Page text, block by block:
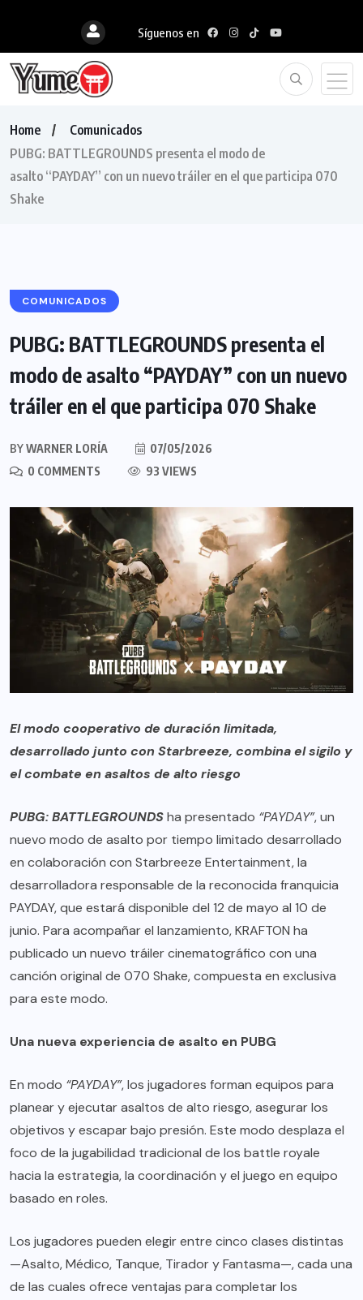
Síguenos en
Home
Comunicados
PUBG: BATTLEGROUNDS presenta el modo de
asalto “PAYDAY” con un nuevo tráiler en el que participa 070
Shake
COMUNICADOS
PUBG: BATTLEGROUNDS presenta el
modo de asalto “PAYDAY” con un nuevo
tráiler en el que participa 070 Shake
BYWARNER LORÍA
07/05/2026
0 COMMENTS
93 VIEWS
El modo cooperativo de duración limitada,
desarrollado junto con Starbreeze, combina el sigilo y
el combate en asaltos de alto riesgo
PUBG: BATTLEGROUNDSha presentado “PAYDAY”, un
nuevo modo de asalto por tiempo limitado desarrollado
en colaboración con Starbreeze Entertainment, la
desarrolladora responsable de la reconocida franquicia
PAYDAY, que estará disponible del 12 de mayo al 10 de
junio. Para acompañar el lanzamiento, KRAFTON ha
publicado un nuevo tráiler cinematográfico con una
canción original de 070 Shake, compuesta en exclusiva
para este modo.
Una nueva experiencia de asalto en PUBG
En modo “PAYDAY”, los jugadores forman equipos para
planear y ejecutar asaltos de alto riesgo, asegurar los
objetivos y escapar bajo presión. Este modo desplaza el
foco de la jugabilidad tradicional de los battle royale
hacia la estrategia, la coordinación y el juego en equipo
basado en roles.
Los jugadores pueden elegir entre cinco clases distintas
—Asalto, Médico, Tanque, Tirador y Fantasma—, cada una
de las cuales ofrece ventajas para completar los